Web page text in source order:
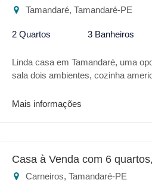
Tamandaré, Tamandaré-PE
2 Quartos 3 Banheiros
Linda casa em Tamandaré, uma
sala dois ambientes, cozinha
iluminação, portão automático,
Mais informações
Casa à Venda com 6
Carneiros, Tamandaré-PE